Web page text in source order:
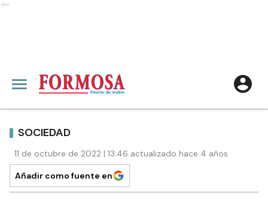
Ads
SOCIEDAD
11 de octubre de 2022 | 13:46 actualizado hace 4 años
Añadir como fuente en